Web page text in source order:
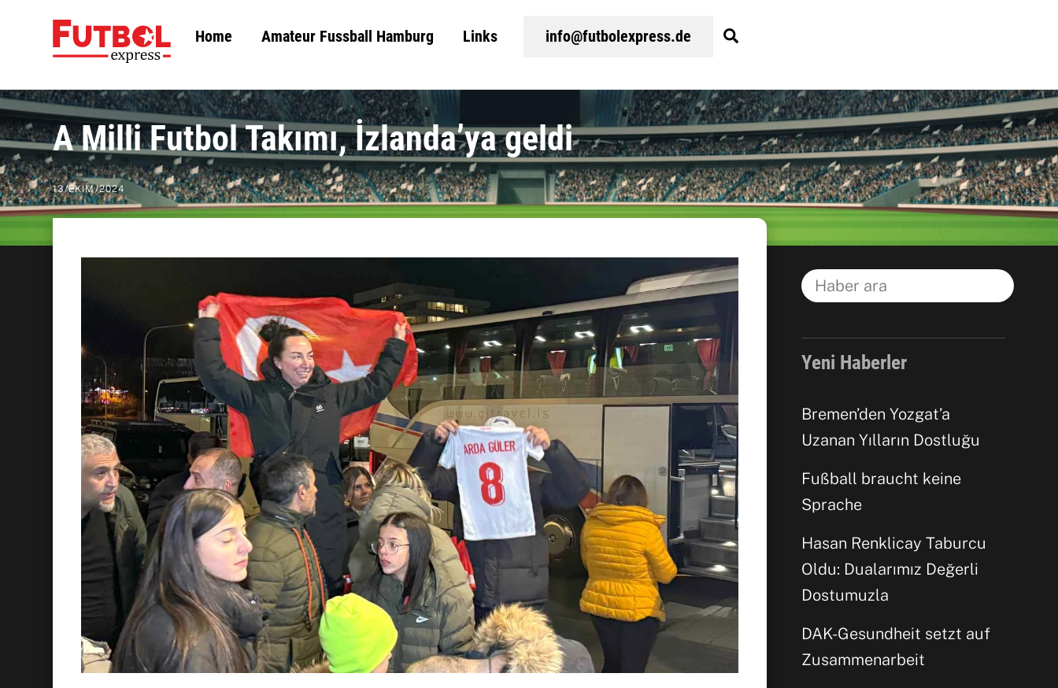
content
Home Amateur Fussball Hamburg Links info@futbolexpress.de
A Milli Futbol Takımı, İzlanda’ya geldi
13/EKIM/2024
Yeni Haberler
Bremen’den Yozgat’a
Uzanan Yılların Dostluğu
Fußball braucht keine
Sprache
Hasan Renklicay Taburcu
Oldu: Dualarımız Değerli
Dostumuzla
DAK-Gesundheit setzt auf
Zusammenarbeit